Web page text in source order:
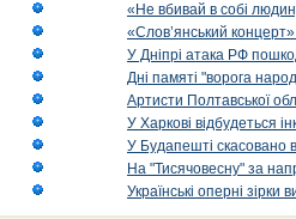
«Не вбивай в собі
«Слов’янський
У Дніпрі атака РФ
Дні памяті "ворога
Артисти Полтавської
У Харкові відбудеться
У Будапешті скасовано
На "Тисячовесну" за
Українські оперні